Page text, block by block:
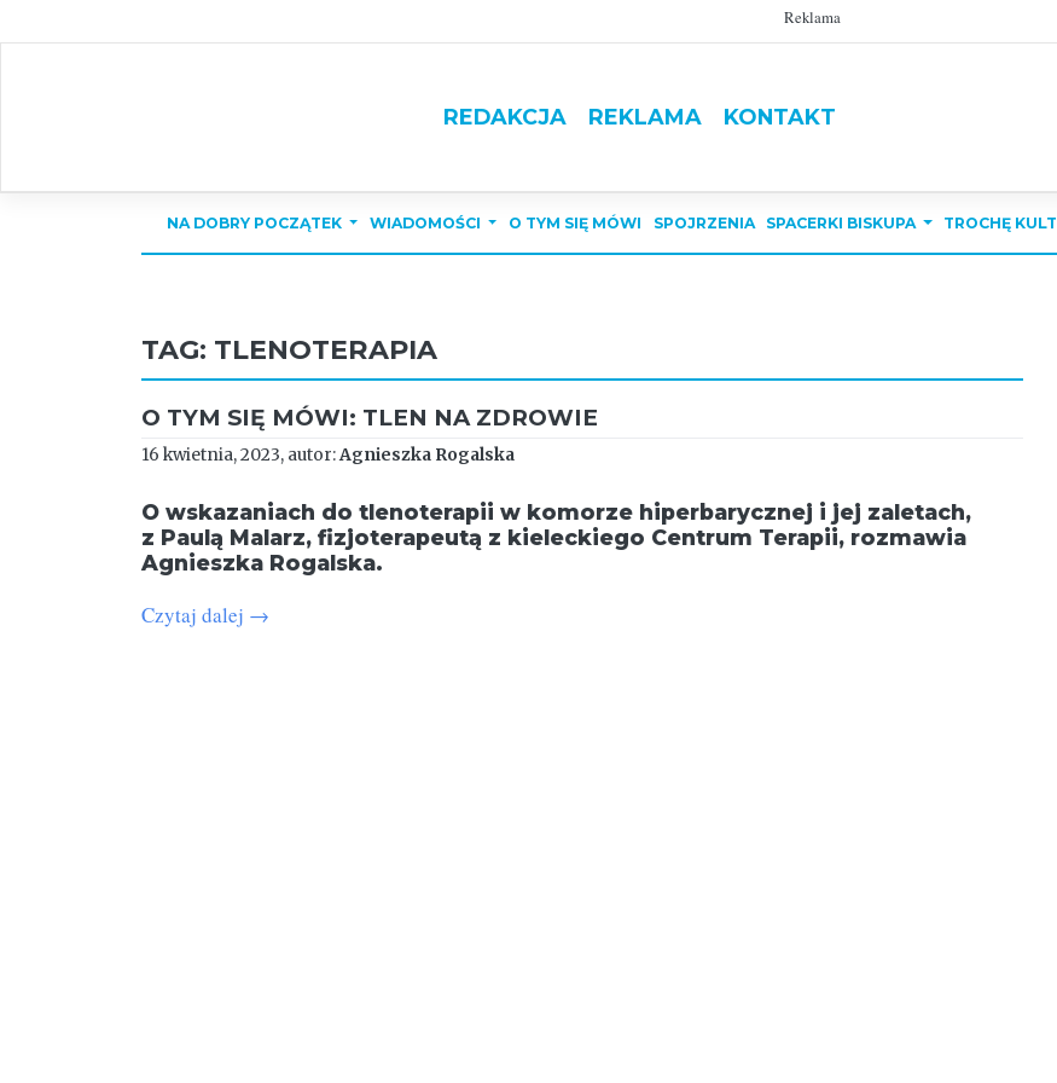
to
Reklama
REDAKCJA REKLAMA KONTAKT
NA DOBRY POCZĄTEK WIADOMOŚCI O TYM SIĘ MÓWI SPOJRZENIA SPACERKI BISKUPA TROCHĘ
TAG: TLENOTERAPIA
O TYM SIĘ MÓWI: TLEN NA ZDROWIE
16 kwietnia, 2023, autor:Agnieszka Rogalska
O wskazaniach do tlenoterapii w komorze hiperbarycznej i jej zaletach,
z Paulą Malarz, fizjoterapeutą z kieleckiego Centrum Terapii, rozmawia
Agnieszka Rogalska.
Czytaj dalej →